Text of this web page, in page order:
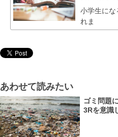
小学生にな
れま
あわせて読みたい
ゴミ問題
3Rを意識